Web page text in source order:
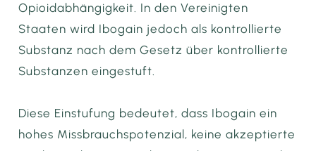
Opioidabhängigkeit. In den Vereinigten
Staaten wird Ibogain jedoch als kontrollierte
Substanz nach dem Gesetz über kontrollierte
Substanzen eingestuft.
Diese Einstufung bedeutet, dass Ibogain ein
hohes Missbrauchspotenzial, keine akzeptierte